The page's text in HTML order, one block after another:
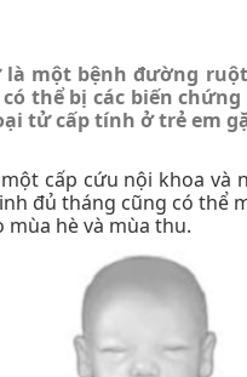
một bệnh đường
thể bị các biến
tử cấp tính ở trẻ em
cấp cứu nội khoa và
đủ tháng cũng có thể
hè và mùa thu.